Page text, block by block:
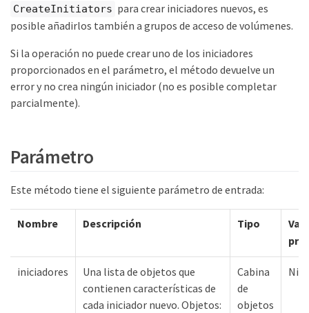
CreateInitiators para crear iniciadores nuevos, es
posible añadirlos también a grupos de acceso de volúmenes.
Si la operación no puede crear uno de los iniciadores
proporcionados en el parámetro, el método devuelve un
error y no crea ningún iniciador (no es posible completar
parcialmente).
Parámetro
Este método tiene el siguiente parámetro de entrada:
Nombre Descripción Tipo
iniciadores
Una lista de objetos que
contienen características de
cada iniciador nuevo. Objetos:
Cabina
de
objetos